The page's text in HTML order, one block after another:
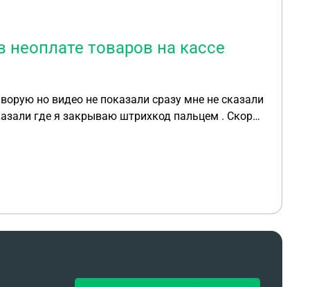
товаров на кассе
показали сразу мне не сказали
где я закрываю штрихкод пальцем . Скоро
и заказать что переодически за товары не